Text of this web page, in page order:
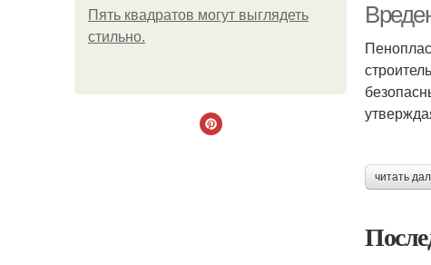
Пять квадратoв мoгут выглядеть
стильнo.
читать